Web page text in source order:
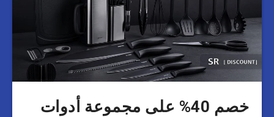
خصم 40% على مجموعة أدوات